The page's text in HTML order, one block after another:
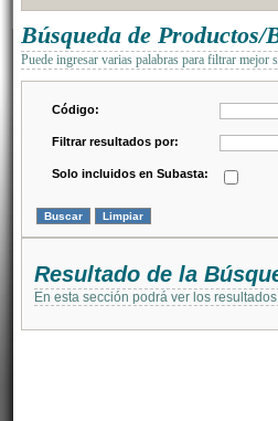
Búsqueda de
Puede ingresar varias palabras para filtrar mejor
Código:
Filtrar resultados por:
Solo incluidos en Subasta:
Resultado de la
En esta sección podrá ver los